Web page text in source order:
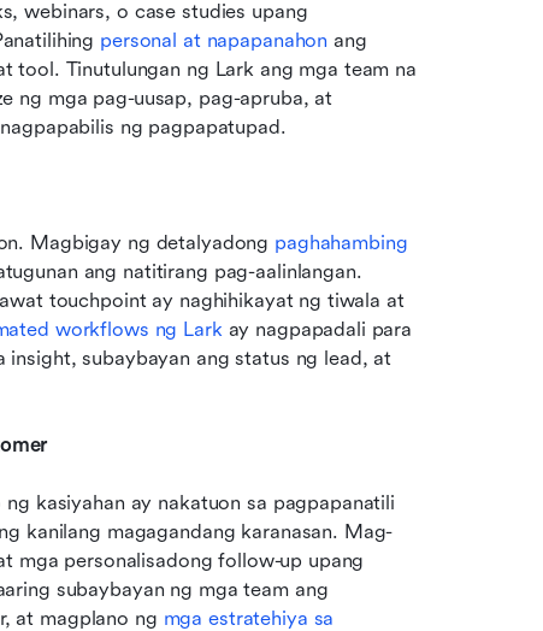
webinars, o case studies upang
personal at napapanahon ang
tool. Tinutulungan ng Lark ang mga team na
ng mga pag-uusap, pag-apruba, at
ng pagpapatupad.
Magbigay ng detalyadong paghahambing
ang natitirang pag-aalinlangan.
touchpoint ay naghihikayat ng tiwala at
workflows ng Lark ay nagpapadali para
subaybayan ang status ng lead, at
kasiyahan ay nakatuon sa pagpapanatili
kanilang magagandang karanasan. Mag-
mga personalisadong follow-up upang
subaybayan ng mga team ang
at magplano ng mga estratehiya sa